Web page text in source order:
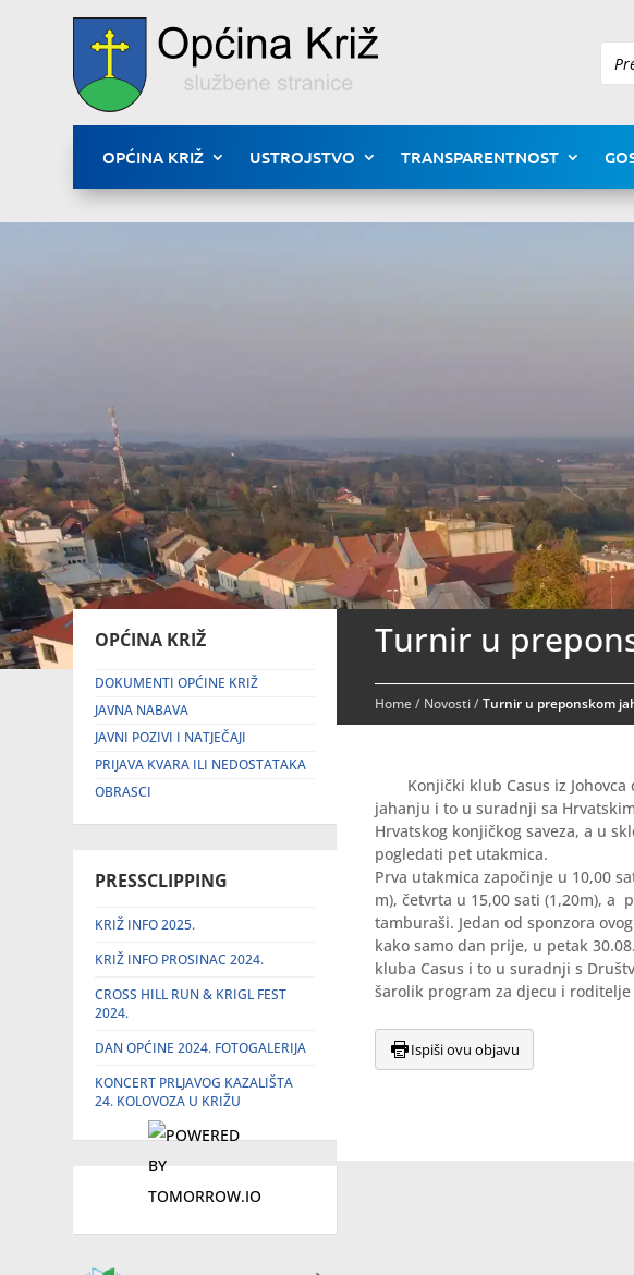
OPĆINA KRIŽ USTROJSTVO TRANSPARENTNOST
OPĆINA KRIŽ
DOKUMENTI OPĆINE KRIŽ
JAVNA NABAVA
JAVNI POZIVI I NATJEČAJI
PRIJAVA KVARA ILI NEDOSTATAKA
OBRASCI
PRESSCLIPPING
KRIŽ INFO 2025.
KRIŽ INFO PROSINAC 2024.
CROSS HILL RUN & KRIGL FEST
2024.
DAN OPĆINE 2024. FOTOGALERIJA
KONCERT PRLJAVOG KAZALIŠTA
24. KOLOVOZA U KRIŽU
Turnir u
Home/ Novosti/Turnir u preponskom
Konjički klub Casus iz
jahanju i to u suradnji sa
Hrvatskog konjičkog saveza, a u
pogledati pet utakmica.
Prva utakmica započinje u 10,00
m), četvrta u 15,00 sati (1,20m), a
tamburaši. Jedan od sponzora
kako samo dan prije, u petak
kluba Casus i to u suradnji s
šarolik program za djecu i
Ispiši ovu objavu